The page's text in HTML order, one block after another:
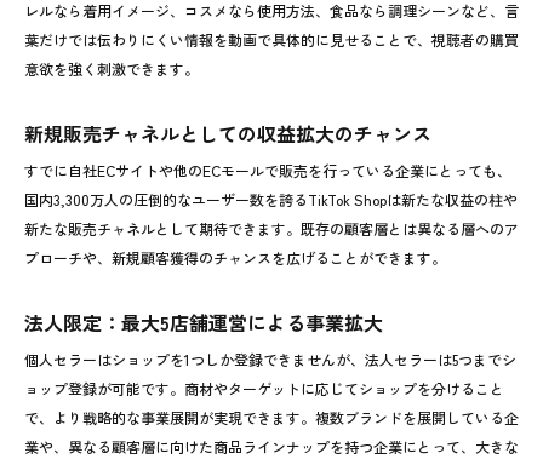
レルなら着用イメージ、コスメなら使用方法、食品なら調理シーンなど、言
葉だけでは伝わりにくい情報を動画で具体的に見せることで、視聴者の購買
意欲を強く刺激できます。
新規販売チャネルとしての収益拡大のチャンス
すでに自社ECサイトや他のECモールで販売を行っている企業にとっても、
国内3,300万人の圧倒的なユーザー数を誇るTikTok Shopは新たな収益の柱や
新たな販売チャネルとして期待できます。既存の顧客層とは異なる層へのア
プローチや、新規顧客獲得のチャンスを広げることができます。
法人限定：最大5店舗運営による事業拡大
個人セラーはショップを1つしか登録できませんが、法人セラーは5つまでシ
ョップ登録が可能です。商材やターゲットに応じてショップを分けること
で、より戦略的な事業展開が実現できます。複数ブランドを展開している企
業や、異なる顧客層に向けた商品ラインナップを持つ企業にとって、大きな